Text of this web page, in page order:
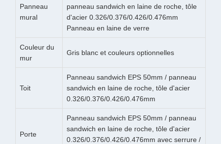
Panneau
mural
panneau sandwich en laine de roche, tôle
d'acier 0.326/0.376/0.426/0.476mm
Panneau en laine de verre
Couleur du
mur
Gris blanc et couleurs optionnelles
Toit
Panneau sandwich EPS 50mm / panneau
sandwich en laine de roche, tôle d'acier
0.326/0.376/0.426/0.476mm
Porte
Panneau sandwich EPS 50mm / panneau
sandwich en laine de roche, tôle d'acier
0.326/0.376/0.426/0.476mm avec serrure /